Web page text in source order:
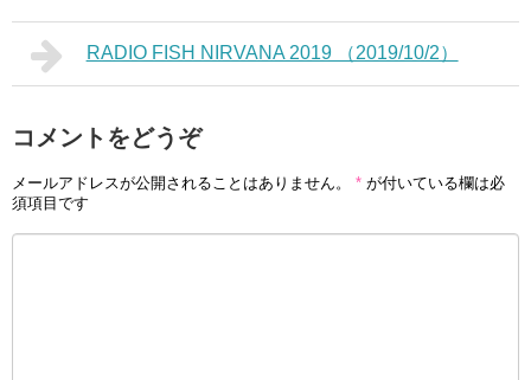
RADIO FISH NIRVANA 2019 （2019/10/2）
コメントをどうぞ
メールアドレスが公開されることはありません。 * が付いている欄は必
須項目です